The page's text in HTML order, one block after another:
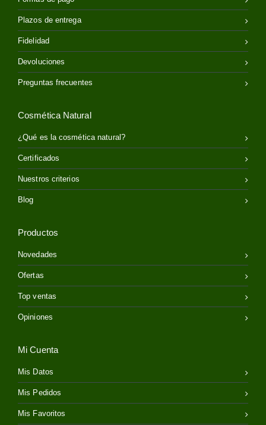
Plazos de entrega
Fidelidad
Devoluciones
Preguntas frecuentes
Cosmética Natural
¿Qué es la cosmética natural?
Certificados
Nuestros criterios
Blog
Productos
Novedades
Ofertas
Top ventas
Opiniones
Mi Cuenta
Mis Datos
Mis Pedidos
Mis Favoritos